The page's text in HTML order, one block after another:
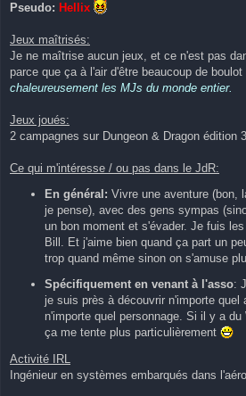
l
Pseudo: Hellix
Jeux maîtrisés:
Je ne maîtrise aucun jeux, et ce n'est pas
parce que ça à l'air d'être beaucoup de boulot
chaleureusement les MJs du monde entier.
Jeux joués:
2 campagnes sur Dungeon & Dragon édition
Ce qui m'intéresse / ou pas dans le JdR:
En général: Vivre une aventure (bon,
je pense), avec des gens sympas
un bon moment et s'évader. Je fuis
Bill. Et j'aime bien quand ça part un
trop quand même sinon on s'amuse
Spécifiquement en venant à l'asso:
je suis près à découvrir n'importe quel
n'importe quel personnage. Si il y a
ça me tente plus particulièrement
Activité IRL
Ingénieur en systèmes embarqués dans l'aéro